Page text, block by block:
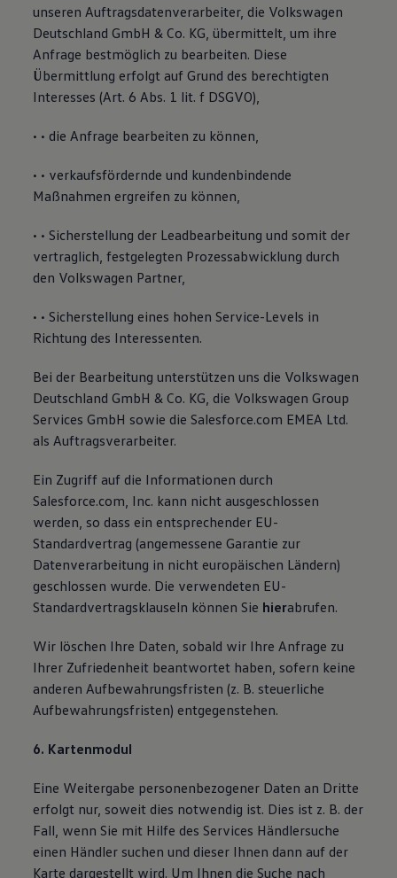
unseren Auftragsdatenverarbeiter, die Volkswagen
Deutschland GmbH & Co. KG, übermittelt, um ihre
Anfrage bestmöglich zu bearbeiten. Diese
Übermittlung erfolgt auf Grund des berechtigten
Interesses (Art. 6 Abs. 1 lit. f DSGVO),
• • die Anfrage bearbeiten zu können,
• • verkaufsfördernde und kundenbindende
Maßnahmen ergreifen zu können,
• • Sicherstellung der Leadbearbeitung und somit der
vertraglich, festgelegten Prozessabwicklung durch
den Volkswagen Partner,
• • Sicherstellung eines hohen Service-Levels in
Richtung des Interessenten.
Bei der Bearbeitung unterstützen uns die Volkswagen
Deutschland GmbH & Co. KG, die Volkswagen Group
Services GmbH sowie die Salesforce.com EMEA Ltd.
als Auftragsverarbeiter.
Ein Zugriff auf die Informationen durch
Salesforce.com, Inc. kann nicht ausgeschlossen
werden, so dass ein entsprechender EU-
Standardvertrag (angemessene Garantie zur
Datenverarbeitung in nicht europäischen Ländern)
geschlossen wurde. Die verwendeten EU-
Standardvertragsklauseln können Sie hierabrufen.
Wir löschen Ihre Daten, sobald wir Ihre Anfrage zu
Ihrer Zufriedenheit beantwortet haben, sofern keine
anderen Aufbewahrungsfristen (z. B. steuerliche
Aufbewahrungsfristen) entgegenstehen.
6. Kartenmodul
Eine Weitergabe personenbezogener Daten an Dritte
erfolgt nur, soweit dies notwendig ist. Dies ist z. B. der
Fall, wenn Sie mit Hilfe des Services Händlersuche
einen Händler suchen und dieser Ihnen dann auf der
Karte dargestellt wird. Um Ihnen die Suche nach